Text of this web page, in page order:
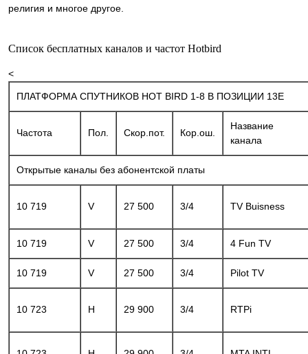
религия и многое другое.
Список бесплатных каналов и частот Hotbird
<
ПЛАТФОРМА СПУТНИКОВ HOT BIRD 1-8 В ПОЗИЦИИ 13Е
Частота Пол. Скор.пот. Кор.ош.
Название
канала
Открытые каналы без абонентской платы
10 719 V 27 500 3/4 TV Buisness
10 719 V 27 500 3/4 4 Fun TV
10 719 V 27 500 3/4 Pilot TV
10 723 H 29 900 3/4 RTPi